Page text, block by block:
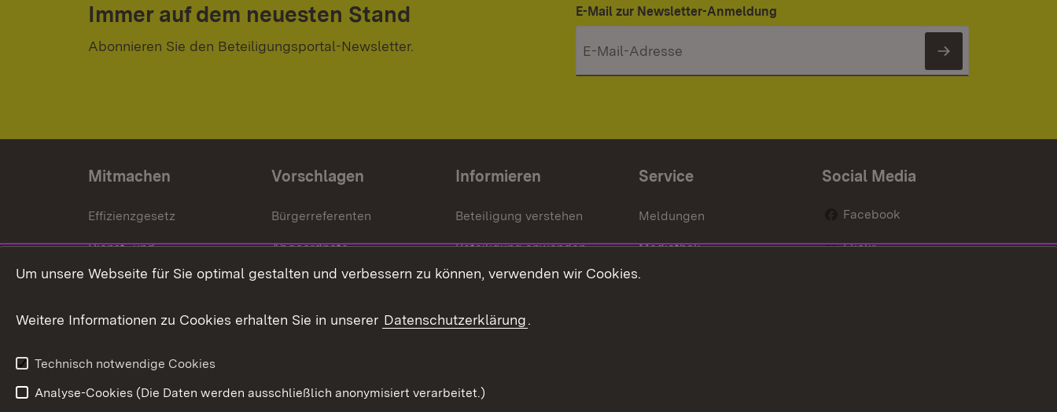
Immer auf dem neuesten Stand
Abonnieren Sie den Beteiligungsportal-Newsletter.
E-Mail zur Newsletter-Anmeldung
Newsletter
Mitmachen
Effizienzgesetz
Dienst- und
Versorgungsbezüge
Weitere
Vorschlagen
Bürgerreferenten
Abgeordnete
Bürgerbeauftragte
Informieren
Beteiligung verstehen
Beteiligung anwenden
Beteiligung stärken
Service
Meldungen
Mediathek
Publikationen
Social Media
Facebook
Flickr
Um unsere Webseite für Sie optimal gestalten und verbessern zu können, verwenden wir Cookies.
Weitere Informationen zu Cookies erhalten Sie in unserer Datenschutzerklärung.
Technisch notwendige Cookies
Analyse-Cookies (Die Daten werden ausschließlich anonymisiert verarbeitet.)